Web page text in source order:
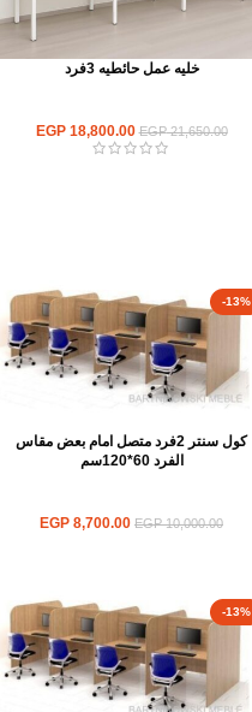
خليه عمل حائطيه 3فرد
EGP21,650.00
EGP18,800.00
-13%
كول سنتر 2فرد متصل امام بعض مقاس
الفرد 60*120سم
EGP10,000.00
EGP 8,700.00
-13%